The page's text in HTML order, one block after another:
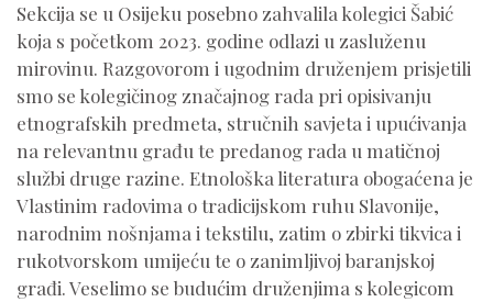
Sekcija se u Osijeku posebno zahvalila kolegici Šabić
koja s početkom 2023. godine odlazi u zasluženu
mirovinu. Razgovorom i ugodnim druženjem prisjetili
smo se kolegičinog značajnog rada pri opisivanju
etnografskih predmeta, stručnih savjeta i upućivanja
na relevantnu građu te predanog rada u matičnoj
službi druge razine. Etnološka literatura obogaćena je
Vlastinim radovima o tradicijskom ruhu Slavonije,
narodnim nošnjama i tekstilu, zatim o zbirki tikvica i
rukotvorskom umijeću te o zanimljivoj baranjskoj
građi. Veselimo se budućim druženjima s kolegicom